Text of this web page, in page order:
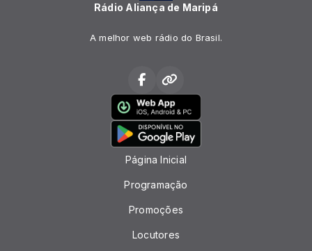
Rádio Aliança de Maripá
A melhor web rádio do Brasil.
Página Inicial
Programação
Promoções
Locutores